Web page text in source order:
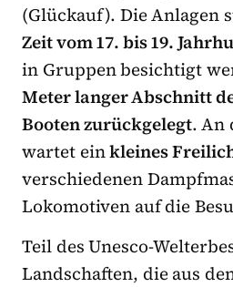
(Glückauf). Die Anlagen
Zeit vom 17. bis 19.
in Gruppen besichtigt
Meter langer Abschnitt
Booten zurückgelegt. An
wartet einkleines
verschiedenen
Lokomotiven auf die
Teil des Unesco-
Landschaften, die aus